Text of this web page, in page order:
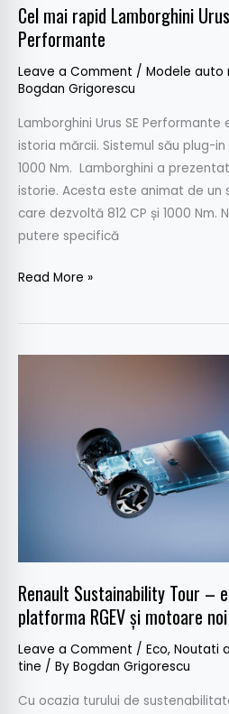
Cel mai rapid Lamborghini
Performante
Leave a Comment / Modele auto
Bogdan Grigorescu
Lamborghini Urus SE Performante
istoria mărcii. Sistemul său plug-
1000 Nm. Lamborghini a
istorie. Acesta este animat de un
care dezvoltă 812 CP și 1000 Nm.
putere specifică
Read More »
Renault Sustainability Tour –
platforma RGEV și motoare noi
Leave a Comment / Eco, Noutati
tine / By Bogdan Grigorescu
Cu ocazia turului de
motoare
noi